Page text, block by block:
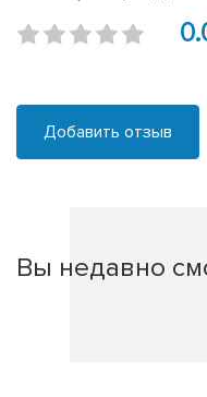
Добавить отзыв
Вы недавно